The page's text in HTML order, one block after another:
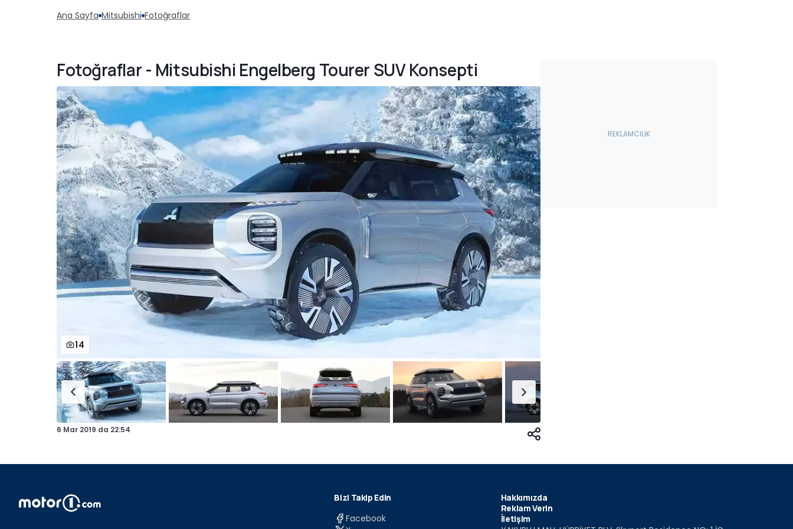
Ana Sayfa Mitsubishi Fotoğraflar
Fotoğraflar - Mitsubishi Engelberg Tourer SUV Konsepti
14
6 Mar 2019 da 22:54
Bizi Takip Edin
Facebook
Hakkımızda
Reklam Verin
İletişim